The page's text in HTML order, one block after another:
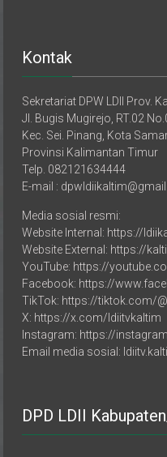
Kontak
Sekretariat DPW LDII Prov.
Jl. Bugis Mugirejo, RT.02
Kec. Sei. Pinang, Kota
Provinsi Kalimantan Timur
Telp. 082121634444
E-mail :
Media sosial resmi:
Website Internal: https://
Website External: https://
YouTube: https://
Facebook: https://
TikTok: https://tiktok.com/
X: https://x.com/ldiitvkaltim
Instagram: https://
Email media sosial:
DPD LDII